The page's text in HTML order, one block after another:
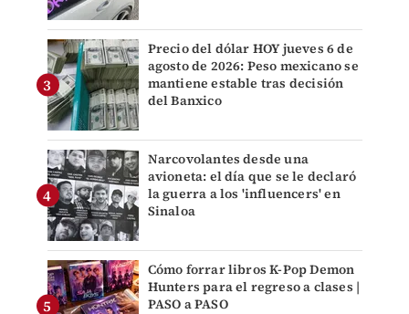
Precio del dólar HOY jueves 6 de
agosto de 2026: Peso mexicano se
mantiene estable tras decisión
del Banxico
Narcovolantes desde una
avioneta: el día que se le declaró
la guerra a los 'influencers' en
Sinaloa
Cómo forrar libros K-Pop Demon
Hunters para el regreso a clases |
PASO a PASO